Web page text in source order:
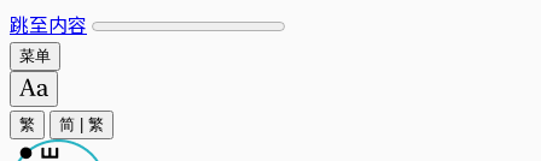
跳至内容
菜单
繁 简 繁